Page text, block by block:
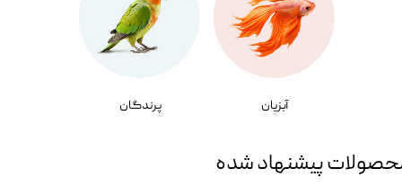
آبزیان پرندگان
پیشنهاد شده